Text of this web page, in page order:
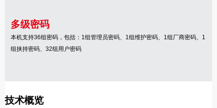
多级密码
本机支持36组密码，包括： 1组管理员密码、 1组维护密码、 1组厂商密码、 1
组挟持密码、 32组用户密码
技术概览